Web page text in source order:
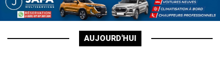
AUJOURD'HUI